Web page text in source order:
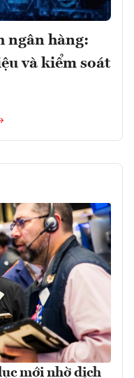
ngân hàng:
và kiểm soát
mới nhờ dịch